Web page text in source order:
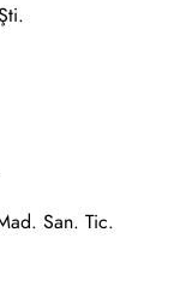
San. Tic.